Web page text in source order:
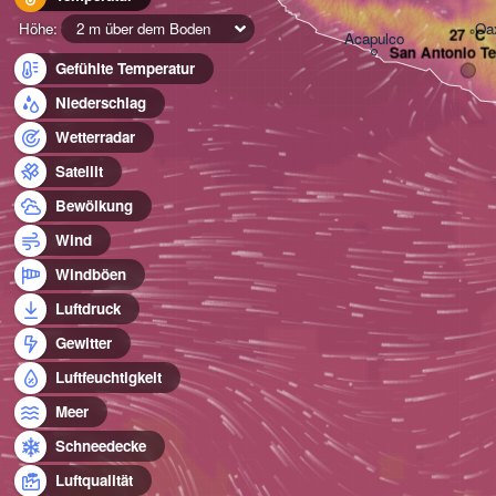
Höhe:
2 m über dem Boden
Gefühlte Temperatur
Niederschlag
Wetterradar
Satellit
Bewölkung
Wind
Windböen
Luftdruck
Gewitter
Luftfeuchtigkeit
Meer
Schneedecke
Luftqualität
Acapulco
San Antonio